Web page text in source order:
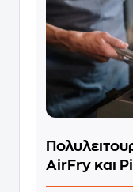
AirFry και